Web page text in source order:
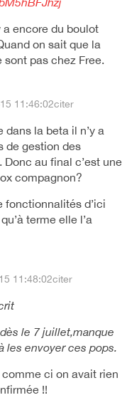
a encore du boulot
on sait que la
pas chez Free.
11:46:02citer
dans la beta il n’y a
de gestion des
au final c’est une
compagnon?
fonctionnalités d’ici
terme elle l’a
11:48:02citer
le 7 juillet,manque
les envoyer ces pops.
ci on avait rien
!!